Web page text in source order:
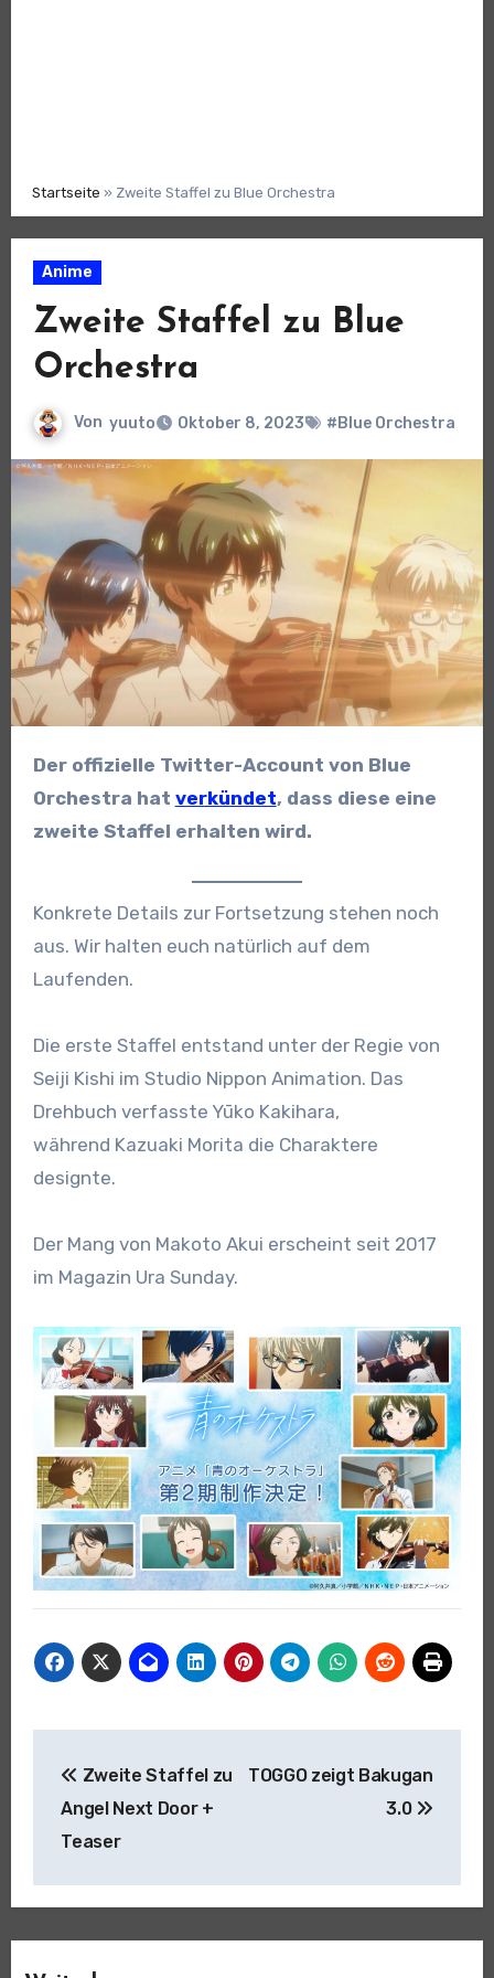
Startseite » Zweite Staffel zu Blue Orchestra
Anime
Zweite Staffel zu Blue
Orchestra
Von yuuto Oktober 8, 2023 #Blue Orchestra
Der offizielle Twitter-Account von Blue
Orchestra hat verkündet, dass diese eine
zweite Staffel erhalten wird.
Konkrete Details zur Fortsetzung stehen noch
aus. Wir halten euch natürlich auf dem
Laufenden.
Die erste Staffel entstand unter der Regie von
Seiji Kishi im Studio Nippon Animation. Das
Drehbuch verfasste Yūko Kakihara,
während Kazuaki Morita die Charaktere
designte.
Der Mang von Makoto Akui erscheint seit 2017
im Magazin Ura Sunday.
Zweite Staffel zu
Angel Next Door +
Teaser
TOGGO zeigt Bakugan
3.0